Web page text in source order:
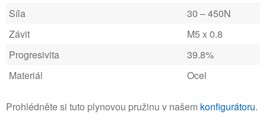
Síla
30 – 450N
Závit
M5 x 0.8
Progresivita
39.8%
Materiál
Ocel
Prohlédněte si tuto plynovou pružinu v našem konfigurátoru.